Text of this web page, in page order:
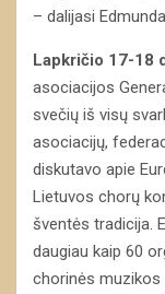
– dalijasi
Lapkričio 17-18
asociacijos
svečių iš visų
asociacijų,
diskutavo apie
Lietuvos chorų
šventės tradicija.
daugiau kaip 60
chorinės muzikos